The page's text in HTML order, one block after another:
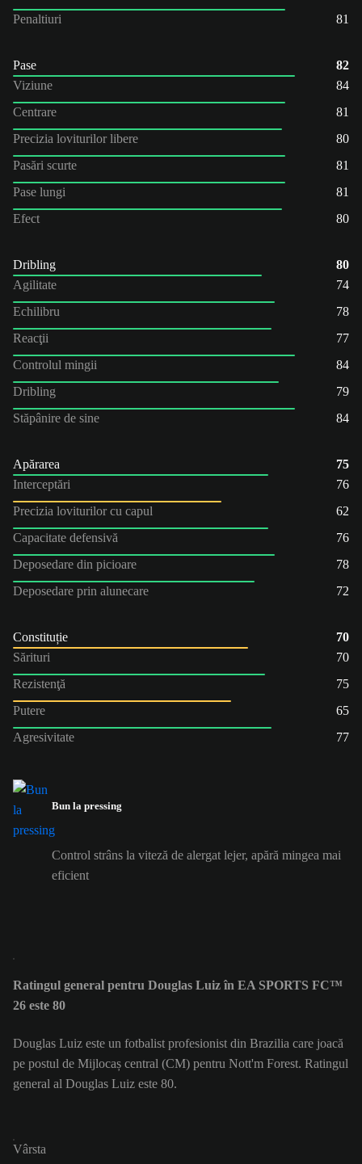
Penaltiuri
81
Pase
82
Viziune
84
Centrare
81
Precizia loviturilor libere
80
Pasări scurte
81
Pase lungi
81
Efect
80
Dribling
80
Agilitate
74
Echilibru
78
Reacţii
77
Controlul mingii
84
Dribling
79
Stăpânire de sine
84
Apărarea
75
Interceptări
76
Precizia loviturilor cu capul
62
Capacitate defensivă
76
Deposedare din picioare
78
Deposedare prin alunecare
72
Constituție
70
Sărituri
70
Rezistenţă
75
Putere
65
Agresivitate
77
Bun la pressing
Control strâns la viteză de alergat lejer, apără mingea mai
eficient
Ratingul general pentru Douglas Luiz în EA SPORTS FC™
26 este 80
Douglas Luiz este un fotbalist profesionist din Brazilia care joacă
pe postul de Mijlocaș central (CM) pentru Nott'm Forest. Ratingul
general al Douglas Luiz este 80.
Vârsta